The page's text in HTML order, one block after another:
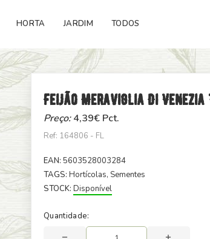
HORTA JARDIM TODOS
Feijão Meraviglia Di Venezia
Preço:4,39€ Pct.
Ref: 164806 - FL
EAN: 5603528003284
TAGS: Hortícolas, Sementes
STOCK: Disponível
Quantidade: